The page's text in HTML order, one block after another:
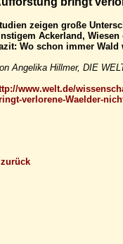
zeigen große
Ackerland,
Wo schon immer Wald
Angelika Hillmer, DIE
www.welt.de/
verlorene-Waelder-